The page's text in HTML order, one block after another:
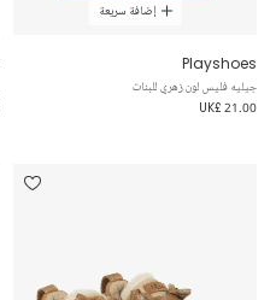
إضافة سريعة
Playshoes
جيليه فليس لون زهري للبنات
UK£ 21.00